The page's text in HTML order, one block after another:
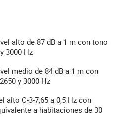
alto de 87 dB a 1 m con tono
3000 Hz
medio de 84 dB a 1 m con
y 3000 Hz
alto C-3-7,65 a 0,5 Hz con
a habitaciones de 30